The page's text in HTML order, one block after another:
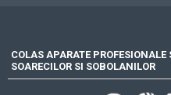
COLAS APARATE
SOARECILOR SI SOBOLANILOR